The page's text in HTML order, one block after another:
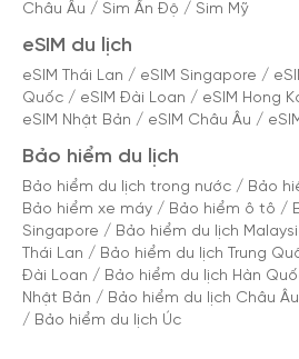
Châu Âu / Sim Ấn Độ / Sim Mỹ
eSIM du lịch
eSIM Thái Lan / eSIM Singapore /
Quốc / eSIM Đài Loan / eSIM Hong
eSIM Nhật Bản / eSIM Châu Âu /
Bảo hiểm du lịch
Bảo hiểm du lịch trong nước / Bảo
Bảo hiểm xe máy / Bảo hiểm ô tô /
Singapore / Bảo hiểm du lịch
Thái Lan / Bảo hiểm du lịch Trung
Đài Loan / Bảo hiểm du lịch Hàn
Nhật Bản / Bảo hiểm du lịch Châu Âu
/ Bảo hiểm du lịch Úc